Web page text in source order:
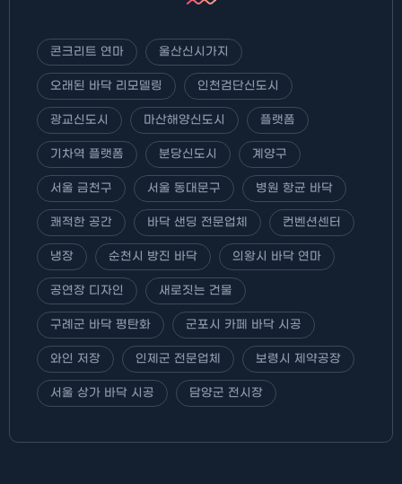
콘크리트 연마 울산신시가지
오래된 바닥 리모델링 인천검단신도시
광교신도시 마산해양신도시 플랫폼
기차역 플랫폼 분당신도시 계양구
서울 금천구 서울 동대문구 병원 항균 바닥
쾌적한 공간 바닥 샌딩 전문업체 컨벤션센터
냉장 순천시 방진 바닥 의왕시 바닥 연마
공연장 디자인 새로짓는 건물
구례군 바닥 평탄화 군포시 카페 바닥 시공
와인 저장 인제군 전문업체 보령시 제약공장
서울 상가 바닥 시공 담양군 전시장